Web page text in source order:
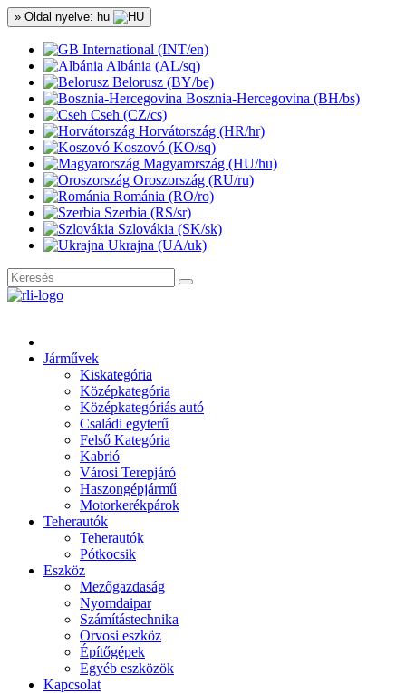
» Oldal nyelve: hu
International (INT/en)
Albánia (AL/sq)
Belorusz (BY/be)
Bosznia-Hercegovina (BH/bs)
Cseh (CZ/cs)
Horvátország (HR/hr)
Koszovó (KO/sq)
Magyarország (HU/hu)
Oroszország (RU/ru)
Románia (RO/ro)
Szerbia (RS/sr)
Szlovákia (SK/sk)
Ukrajna (UA/uk)
Járművek
Kiskategória
Középkategória
Középkategóriás autó
Családi egyterű
Felső Kategória
Kabrió
Városi Terepjáró
Haszongépjármű
Motorkerékpárok
Teherautók
Teherautók
Pótkocsik
Eszköz
Mezőgazdaság
Nyomdaipar
Számítástechnika
Orvosi eszköz
Építőgépek
Egyéb eszközök
Kapcsolat